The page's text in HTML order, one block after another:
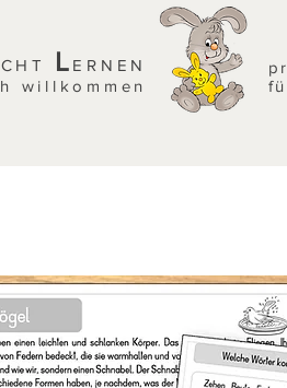
L ERNEN
willkommen